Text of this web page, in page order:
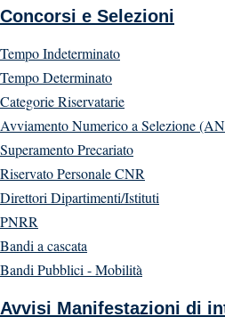
Concorsi e Selezioni
Tempo Indeterminato
Tempo Determinato
Categorie Riservatarie
Avviamento Numerico a Selezione
Superamento Precariato
Riservato Personale CNR
Direttori Dipartimenti/Istituti
PNRR
Bandi a cascata
Bandi Pubblici - Mobilità
Avvisi Manifestazioni di